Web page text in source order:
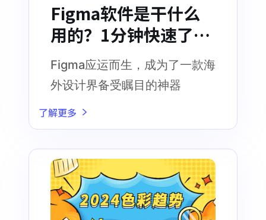
Figma软件是干什么
用的？1分钟快速了
解！
Figma应运而生，成为了一款海
外设计界备受瞩目的神器
了解更多